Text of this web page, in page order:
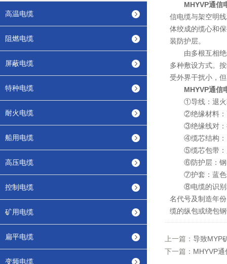
高温电缆
阻燃电缆
屏蔽电缆
特种电缆
耐火电缆
船用电缆
高压电缆
控制电缆
矿用电缆
扁平电缆
变频电缆
MHYVP通信
信电缆与架空明
体绞成的缆心和
装防护层。
由多根互相绝
多种敷设方式。
受外界干扰小，
MHYVP通信
①导线：退火
②绝缘材料：高
③绝缘线对：把
④缆芯结构：以
⑤缆芯包带：
⑥防护层：钢-
⑦护套：蓝色低
⑧电缆的识别和
名代号及制造年
缆的纵包或绕包
上一篇： 导致MYP
下一篇： MHYVP